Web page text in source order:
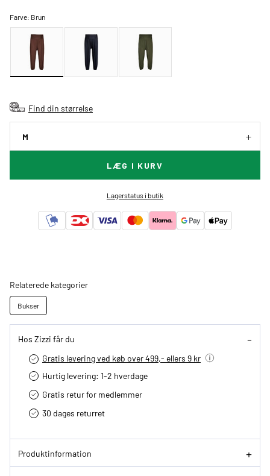
Farve: Brun
Find din størrelse
M
LÆG I KURV
Lagerstatus i butik
Relaterede kategorier
Bukser
Hos Zizzi får du
Gratis levering ved køb over 499,- ellers 9 kr
Hurtig levering­: 1-2 hverdage
Gratis retur for medlemmer
30 dages returret
Produktinformation